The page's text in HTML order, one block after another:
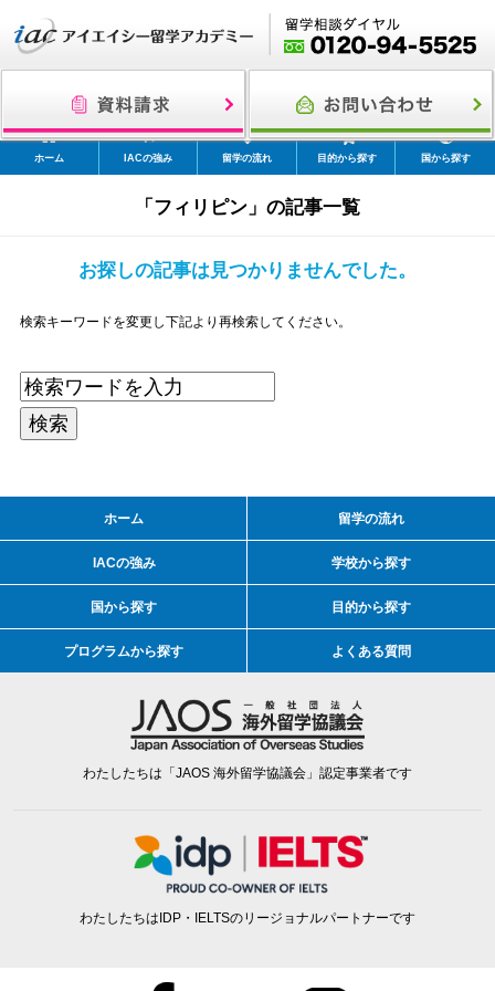
ホーム IACの強み 留学の流れ 目的から探す 国から探す
「フィリピン」の記事一覧
お探しの記事は見つかりませんでした。
検索キーワードを変更し下記より再検索してください。
ホーム 留学の流れ
IACの強み 学校から探す
国から探す 目的から探す
プログラムから探す よくある質問
わたしたちは「JAOS 海外留学協議会」認定事業者です
わたしたちはIDP・IELTSのリージョナルパートナーです